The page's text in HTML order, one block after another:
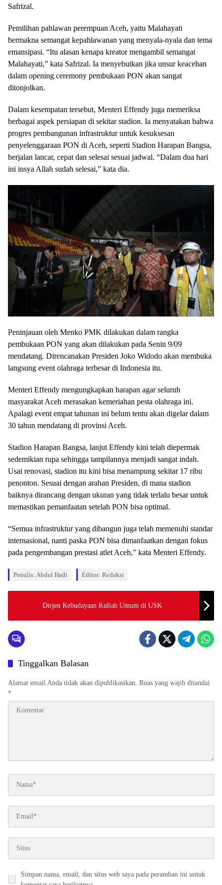
Safrizal.
Pemilihan pahlawan perempuan Aceh, yaitu Malahayati
bermakna semangat kepahlawanan yang menyala-nyala dan tema
emansipasi. “Itu alasan kenapa kreator mengambil semangat
Malahayati,” kata Safrizal. Ia menyebutkan jika unsur keacehan
dalam opening ceremony pembukaan PON akan sangat
ditonjolkan.
Dalam kesempatan tersebut, Menteri Effendy juga memeriksa
berbagai aspek persiapan di sekitar stadion. Ia menyatakan bahwa
progres pembangunan infrastruktur untuk kesuksesan
penyelenggaraan PON di Aceh, seperti Stadion Harapan Bangsa,
berjalan lancar, cepat dan selesai sesuai jadwal. “Dalam dua hari
ini insya Allah sudah selesai,” kata dia.
Peninjauan oleh Menko PMK dilakukan dalam rangka
pembukaan PON yang akan dilakukan pada Senin 9/09
mendatang. Direncanakan Presiden Joko Widodo akan membuka
langsung event olahraga terbesar di Indonesia itu.
Menteri Effendy mengungkapkan harapan agar seluruh
masyarakat Aceh merasakan kemeriahan pesta olahraga ini.
Apalagi event empat tahunan ini belum tentu akan digelar dalam
30 tahun mendatang di provinsi Aceh.
Stadion Harapan Bangsa, lanjut Effendy kini telah diepermak
sedemikian rupa sehingga tampilannya menjadi sangat indah.
Usai renovasi, stadion itu kini bisa menampung sekitar 17 ribu
penonton. Sesuai dengan arahan Presiden, di mana stadion
baiknya dirancang dengan ukuran yang tidak terlalu besar untuk
memastikan pemanfaatan setelah PON bisa optimal.
“Semua infrastruktur yang dibangun juga telah memenuhi standar
internasional, nanti paska PON bisa dimanfaatkan dengan fokus
pada pengembangan prestasi atlet Aceh,” kata Menteri Effendy.
Penulis: Abdul Hadi Editor: Redaksi
Dirjen Kebudayaan Kuliah Umum di USK
Tinggalkan Balasan
Alamat email Anda tidak akan dipublikasikan. Ruas yang wajib ditandai
*
Simpan nama, email, dan situs web saya pada peramban ini untuk